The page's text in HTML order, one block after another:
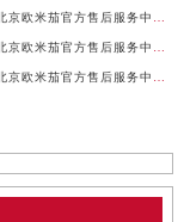
亲身到店探访北京欧米茄官方售后服务中心｜完整地址与售后热线（2026年7月最新）
亲身到店探访北京欧米茄官方售后服务中心｜全部地址与售后服务电话（2026年7月最新）
亲身到店探访北京欧米茄官方售后服务中心｜最新官方地址和维修热线（2026年7月最新）